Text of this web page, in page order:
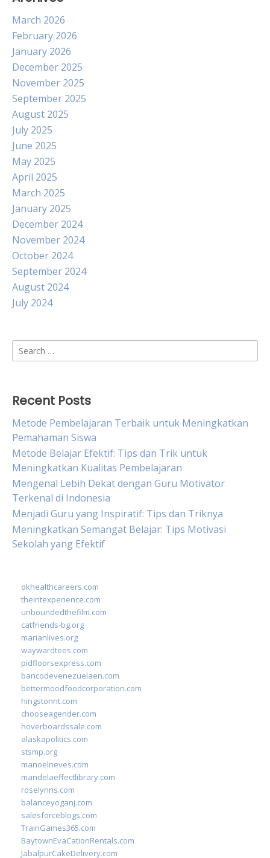
March 2026
February 2026
January 2026
December 2025
November 2025
September 2025
August 2025
July 2025
June 2025
May 2025
April 2025
March 2025
January 2025
December 2024
November 2024
October 2024
September 2024
August 2024
July 2024
Search
for:
Recent Posts
Metode Pembelajaran Terbaik untuk Meningkatkan
Pemahaman Siswa
Metode Belajar Efektif: Tips dan Trik untuk
Meningkatkan Kualitas Pembelajaran
Mengenal Lebih Dekat dengan Guru Motivator
Terkenal di Indonesia
Menjadi Guru yang Inspiratif: Tips dan Triknya
Meningkatkan Semangat Belajar: Tips Motivasi
Sekolah yang Efektif
okhealthcareers.com
theintexperience.com
unboundedthefilm.com
catfriends-bg.org
marianlives.org
waywardtees.com
pidfloorsexpress.com
bancodevenezuelaen.com
bettermoodfoodcorporation.com
hingstonnt.com
chooseagender.com
hoverboardssale.com
alaskapolitics.com
stsmp.org
manoelneves.com
mandelaeffectlibrary.com
roselynns.com
balanceyoganj.com
salesforceblogs.com
TrainGames365.com
BaytownEvaCationRentals.com
JabalpurCakeDelivery.com